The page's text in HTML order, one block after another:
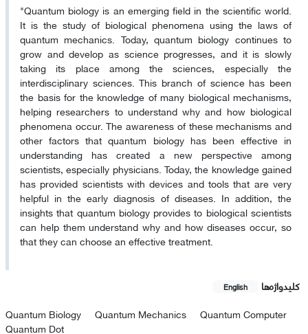
"Quantum biology is an emerging field in the scientific world.
It is the study of biological phenomena using the laws of
quantum mechanics. Today, quantum biology continues to
grow and develop as science progresses, and it is slowly
taking its place among the sciences, especially the
interdisciplinary sciences. This branch of science has been
the basis for the knowledge of many biological mechanisms,
helping researchers to understand why and how biological
phenomena occur. The awareness of these mechanisms and
other factors that quantum biology has been effective in
understanding has created a new perspective among
scientists, especially physicians. Today, the knowledge gained
has provided scientists with devices and tools that are very
helpful in the early diagnosis of diseases. In addition, the
insights that quantum biology provides to biological scientists
can help them understand why and how diseases occur, so
that they can choose an effective treatment.
کلیدواژه‌ها English
Quantum Biology Quantum Mechanics
Quantum Computer
Quantum Dot